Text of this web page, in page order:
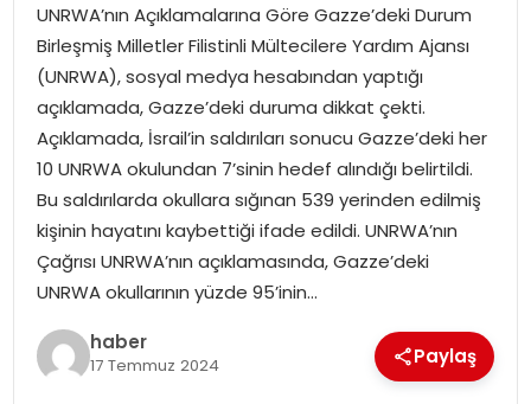
EKONOMI
SPOR
TEKNOLOJI
EĞITIM
GENEL
UNRWA’nın Açıklamalarına Göre Gazze’deki Durum
Birleşmiş Milletler Filistinli Mültecilere Yardım Ajansı
(UNRWA), sosyal medya hesabından yaptığı
açıklamada, Gazze’deki duruma dikkat çekti.
Açıklamada, İsrail’in saldırıları sonucu Gazze’deki her
10 UNRWA okulundan 7’sinin hedef alındığı belirtildi.
Bu saldırılarda okullara sığınan 539 yerinden edilmiş
kişinin hayatını kaybettiği ifade edildi. UNRWA’nın
Çağrısı UNRWA’nın açıklamasında, Gazze’deki
UNRWA okullarının yüzde 95’inin…
haber
17 Temmuz 2024 Paylaş